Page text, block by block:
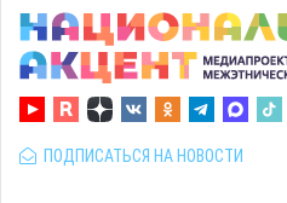
ПОДПИСАТЬСЯ НА НОВОСТИ